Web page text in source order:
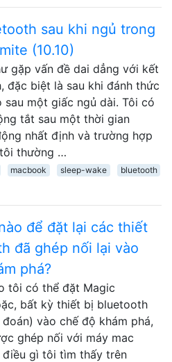
sau khi ngủ trong
(10.10)
gặp vấn đề dai dẳng với kết
đặc biệt là sau khi đánh thức
sau một giấc ngủ dài. Tôi có
tắt sau một thời gian
nhất định và trường hợp
thường …
macbook sleep-wake bluetooth
để đặt lại các thiết
đã ghép nối lại vào
phá?
tôi có thể đặt Magic
bất kỳ thiết bị bluetooth
vào chế độ khám phá,
ghép nối với máy mac
điều gì tôi tìm thấy trên